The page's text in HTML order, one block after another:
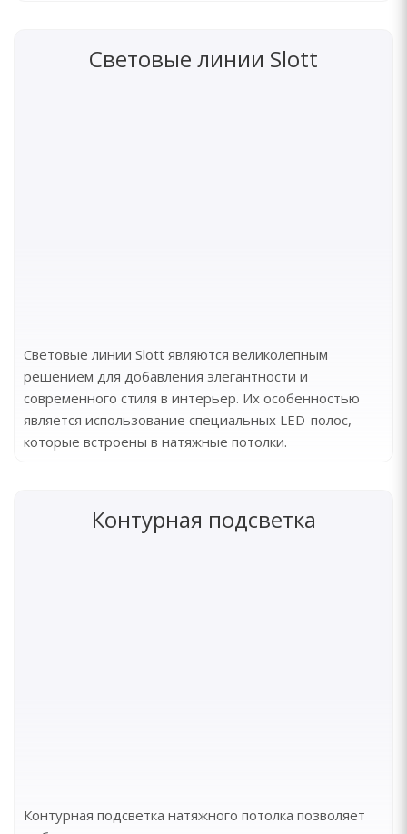
Световые линии Slott
Световые линии Slott являются великолепным
решением для добавления элегантности и
современного стиля в интерьер. Их особенностью
является использование специальных LED-полос,
которые встроены в натяжные потолки.
Контурная подсветка
Контурная подсветка натяжного потолка позволяет